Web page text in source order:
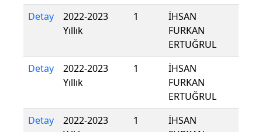
Detay
2022-2023
Yıllık
1
İHSAN
FURKAN
ERTUĞRUL
Detay
2022-2023
Yıllık
1
İHSAN
FURKAN
ERTUĞRUL
Detay
2022-2023
1
İHSAN